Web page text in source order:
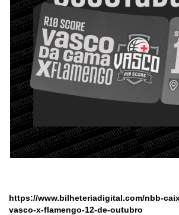
https://www.bilheteriadigital.com/nbb-
vasco-x-flamengo-12-de-outubro